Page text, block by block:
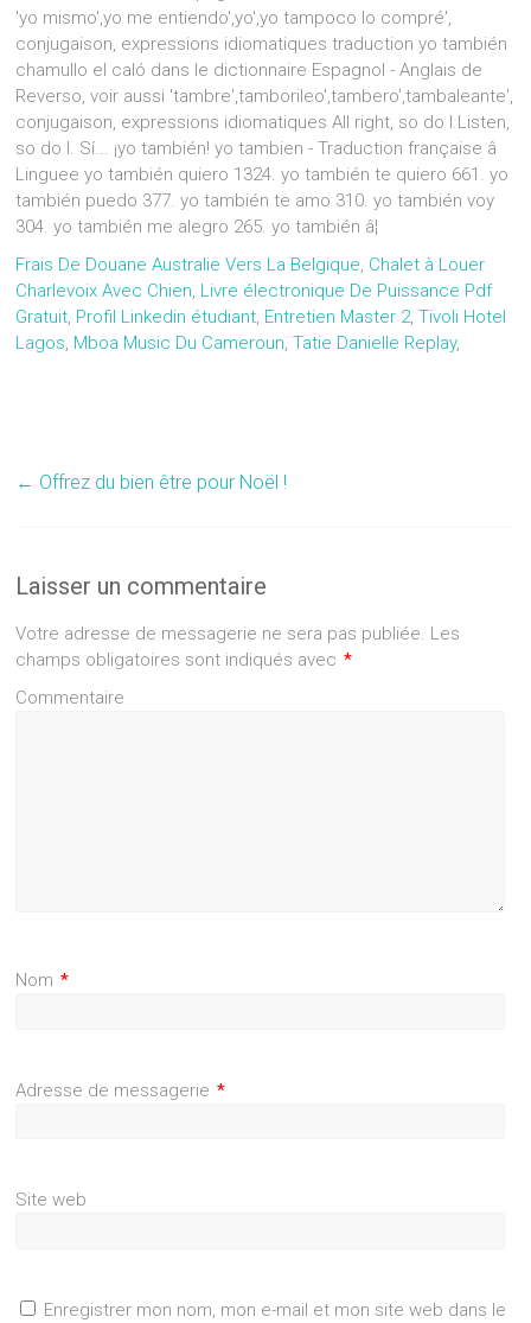
'yo mismo',yo me entiendo',yo',yo tampoco lo compré',
conjugaison, expressions idiomatiques traduction yo también
chamullo el caló dans le dictionnaire Espagnol - Anglais de
Reverso, voir aussi 'tambre',tamborileo',tambero',tambaleante',
conjugaison, expressions idiomatiques All right, so do I.Listen,
so do I. Sí... ¡yo también! yo tambien - Traduction française â
Linguee yo también quiero 1324. yo también te quiero 661. yo
también puedo 377. yo también te amo 310. yo también voy
304. yo también me alegro 265. yo también â¦
Frais De Douane Australie Vers La Belgique, Chalet à Louer
Charlevoix Avec Chien, Livre électronique De Puissance Pdf
Gratuit, Profil Linkedin étudiant, Entretien Master 2,Tivoli Hotel
Lagos, Mboa Music Du Cameroun,Tatie Danielle Replay,
← Offrez du bien être pour Noël !
Laisser un commentaire
Votre adresse de messagerie ne sera pas publiée. Les
champs obligatoires sont indiqués avec *
Commentaire
Nom *
Adresse de messagerie *
Site web
Enregistrer mon nom, mon e-mail et mon site web dans le